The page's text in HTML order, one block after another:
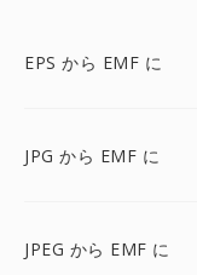
EPS から EMF に
JPG から EMF に
JPEG から EMF に